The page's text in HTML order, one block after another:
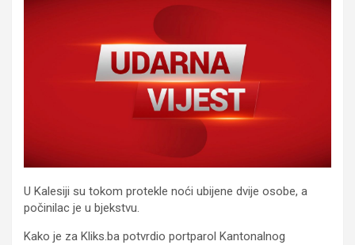
U Kalesiji su tokom protekle noći ubijene dvije osobe, a
počinilac je u bjekstvu.
Kako je za Kliks.ba potvrdio portparol Kantonalnog